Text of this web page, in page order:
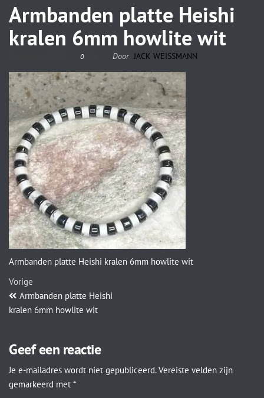
Armbanden platte Heishi
kralen 6mm howlite wit
0 Door JACK WEISSMANN
Armbanden platte Heishi kralen 6mm howlite wit
Vorige
Armbanden platte Heishi
kralen 6mm howlite wit
Geef een reactie
Je e-mailadres wordt niet gepubliceerd. Vereiste velden zijn
gemarkeerd met *